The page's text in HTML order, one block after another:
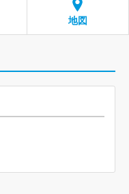
地図